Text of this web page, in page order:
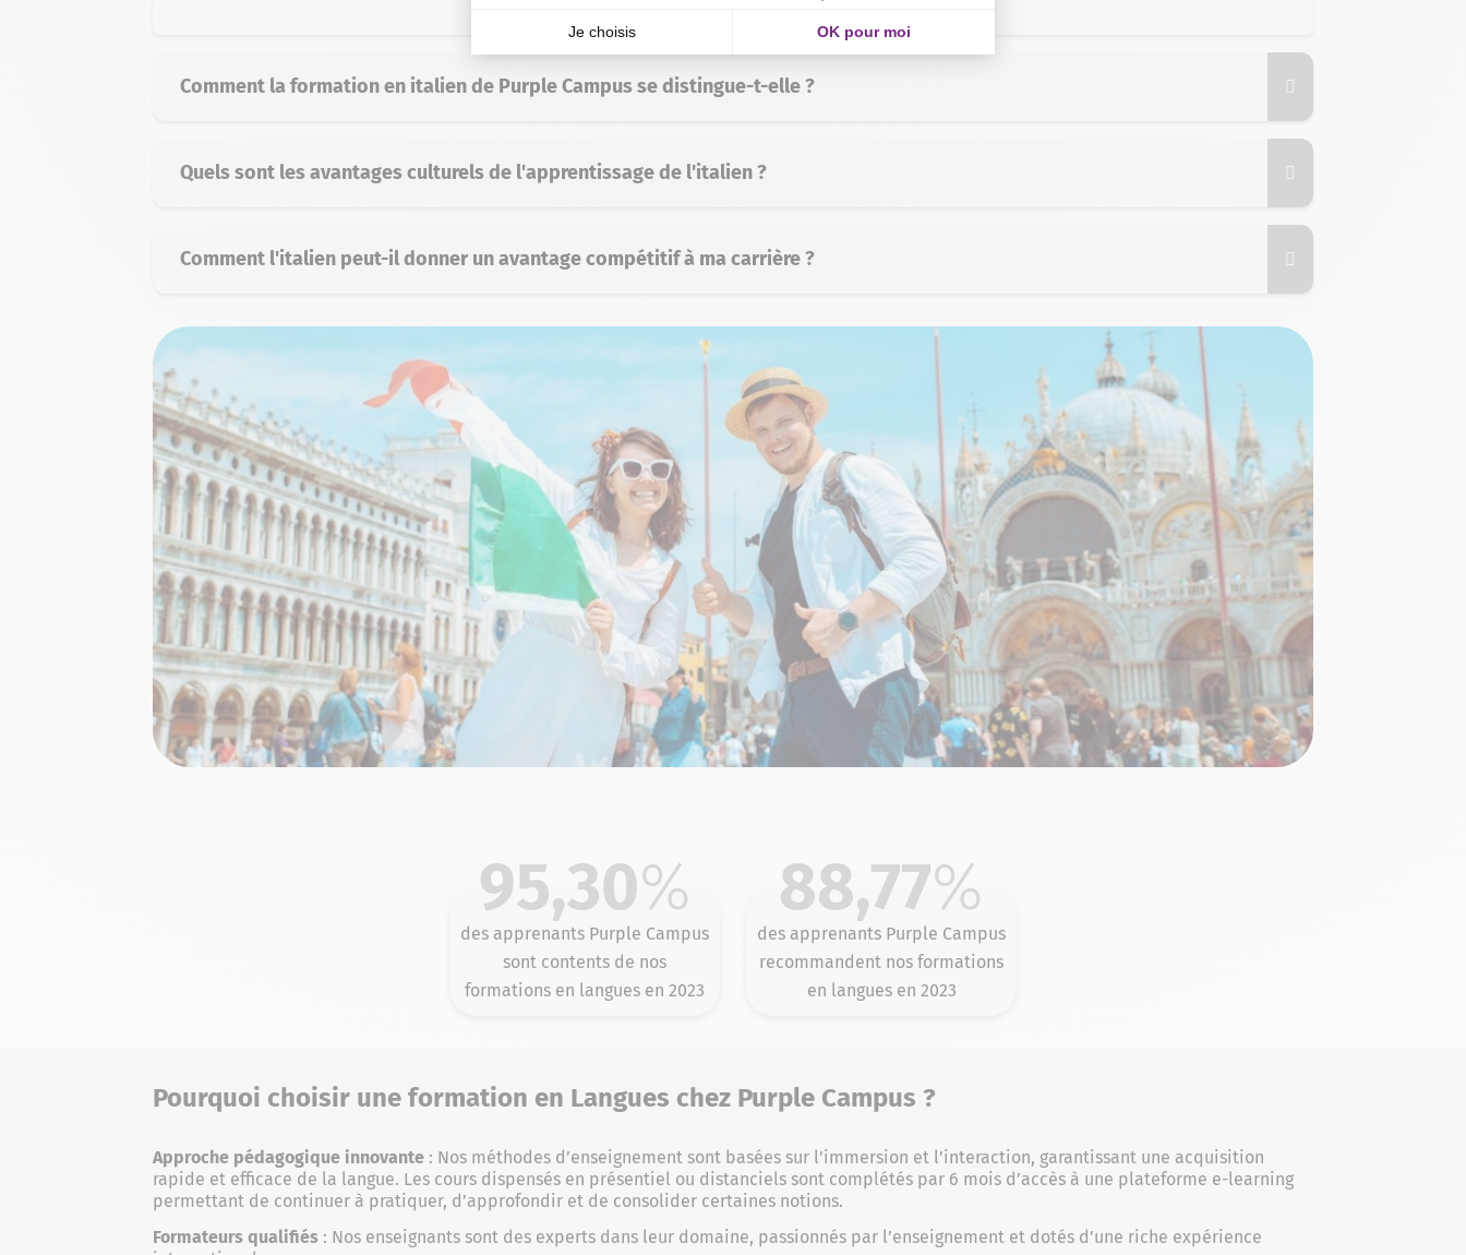
Comment la formation en italien de Purple Campus se distingue-t-elle ?
Quels sont les avantages culturels de l'apprentissage de l'italien ?
Comment l'italien peut-il donner un avantage compétitif à ma carrière ?
95,30%
des apprenants Purple Campus
sont contents de nos
formations en langues en 2023
88,77%
des apprenants Purple Campus
recommandent nos formations
en langues en 2023
Pourquoi choisir une formation en Langues chez Purple Campus ?
Approche pédagogique innovante : Nos méthodes d’enseignement sont basées sur l’immersion et l’interaction, garantissant une acquisition
rapide et efficace de la langue. Les cours dispensés en présentiel ou distanciels sont complétés par 6 mois d’accès à une plateforme e-learning
permettant de continuer à pratiquer, d’approfondir et de consolider certaines notions.
Formateurs qualifiés : Nos enseignants sont des experts dans leur domaine, passionnés par l’enseignement et dotés d’une riche expérience